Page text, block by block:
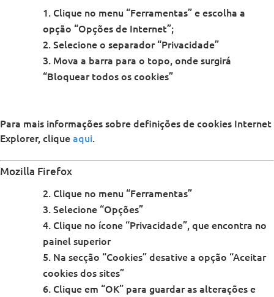
Clique no menu “Ferramentas” e escolha a
opção “Opções de Internet”;
Selecione o separador “Privacidade”
Mova a barra para o topo, onde surgirá
“Bloquear todos os cookies”
Para mais informações sobre definições de cookies Internet
Explorer, cliqueaqui.
Mozilla Firefox
Clique no menu “Ferramentas”
Selecione “Opções”
Clique no ícone “Privacidade”, que encontra no
painel superior
Na secção “Cookies” desative a opção “Aceitar
cookies dos sites”
Clique em “OK” para guardar as alterações e